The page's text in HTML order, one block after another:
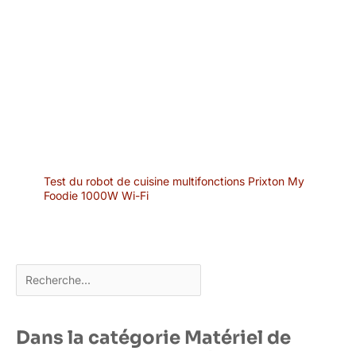
Test du robot de cuisine multifonctions Prixton My
Foodie 1000W Wi-Fi
Rechercher
Dans la catégorie Matériel de